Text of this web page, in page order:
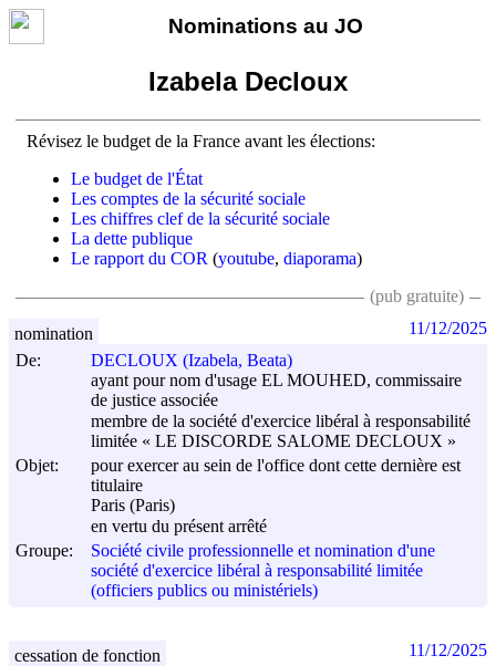
Nominations au JO
Izabela Decloux
Révisez le budget de la France avant les élections:
Le budget de l'État
Les comptes de la sécurité sociale
Les chiffres clef de la sécurité sociale
La dette publique
Le rapport du COR (youtube, diaporama)
(pub gratuite)
De:
DECLOUX (Izabela, Beata)
ayant pour nom d'usage EL MOUHED, commissaire
de justice associée
membre de la société d'exercice libéral à responsabilité
limitée « LE DISCORDE SALOME DECLOUX »
Objet:
pour exercer au sein de l'office dont cette dernière est
titulaire
Paris (Paris)
en vertu du présent arrêté
Groupe:
Société civile professionnelle et nomination d'une
société d'exercice libéral à responsabilité limitée
(officiers publics ou ministériels)
nomination 11/12/2025
cessation de fonction 11/12/2025